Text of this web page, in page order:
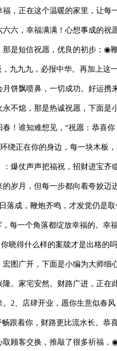
，正在这个温暖的家里，让
六，幸福满满！心想事成的
是短信祝愿，优良的初步；
九九九，必报中华。再加上
饼飘喷鼻，一切成功。好运
不熄，那是热诚祝愿，下面
！谁知难想见，“祝愿：恭
正在你的身边，每一块木
爆仗声声把福祝，招财进宝
岁月，但每一步都向着夸姣
成，鞭炮齐鸣，才发觉仍是
一个角落都绽放幸福的。幸
晓得什么样的案牍才是出格
图广开，下面是小编为大师
。家宅安然。财路广进，正
2、店肆开业，愿你生意似春
跟着你，财路更比流水长。
顾客交换，推敲了很多祈福